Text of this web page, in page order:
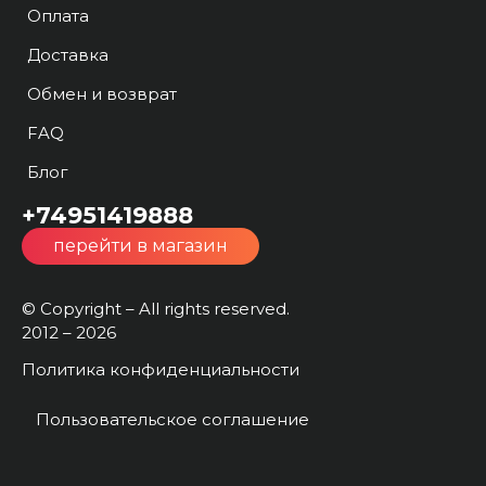
Оплата
Доставка
Обмен и возврат
FAQ
Блог
+74951419888
перейти в магазин
© Copyright – All rights reserved.
2012 – 2026
Политика конфиденциальности
Пользовательское соглашение